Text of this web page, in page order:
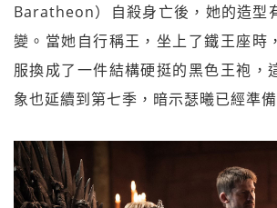
Baratheon）自殺身亡後，她的造型
變。當她自行稱王，坐上了鐵王座時
服換成了一件結構硬挺的黑色王袍，
象也延續到第七季，暗示瑟曦已經準